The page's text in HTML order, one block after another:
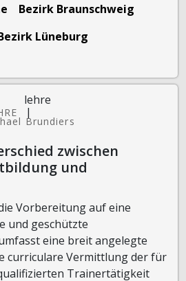
Bezirk Braunschweig
Lüneburg
|
Brundiers
zwischen
und
Vorbereitung auf eine
und geschützte
eine breit angelegte
curriculare Vermittlung der für
Trainertätigkeit